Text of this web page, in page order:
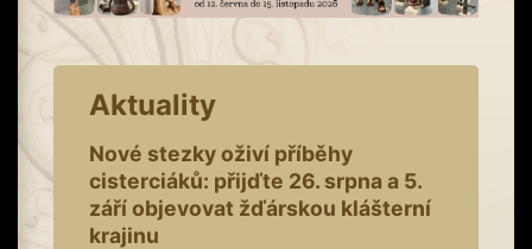
Aktuality
Nové stezky oživí příběhy
cisterciáků: přijďte 26. srpna a 5.
září objevovat žďárskou klášterní
krajinu